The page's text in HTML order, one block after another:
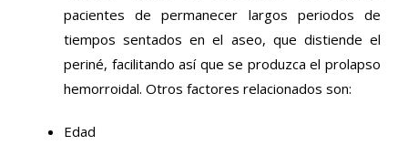
pacientes de permanecer largos periodos de
tiempos sentados en el aseo, que distiende el
periné, facilitando así que se produzca el prolapso
hemorroidal. Otros factores relacionados son:
Edad